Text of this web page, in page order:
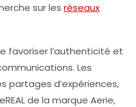
sur les réseaux
favoriser l’authenticité et
Les
partages d’expériences,
de la marque Aerie,